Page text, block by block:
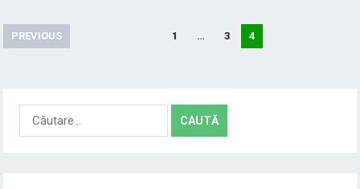
Paginație
articole
PREVIOUS 1 … 3 4
Caută
după: